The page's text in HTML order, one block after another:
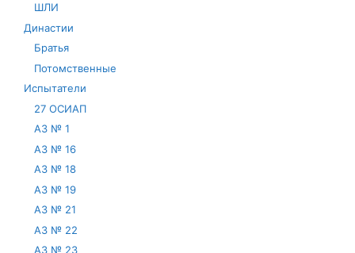
ШЛИ
Династии
Братья
Потомственные
Испытатели
27 ОСИАП
АЗ № 1
АЗ № 16
АЗ № 18
АЗ № 19
АЗ № 21
АЗ № 22
АЗ № 23